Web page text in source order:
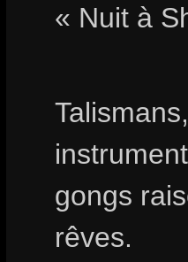
« Nuit à
gongs
rêves.